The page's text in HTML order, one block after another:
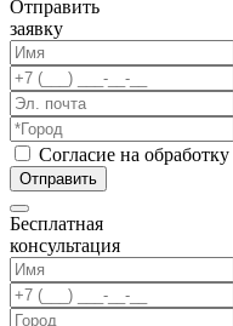
Отправить
заявку
Согласие на обработку
Бесплатная
консультация